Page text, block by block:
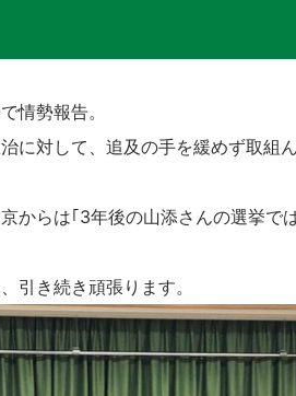
情勢報告。
に対して、追及の手を緩めず取組
からは｢3年後の山添さんの選挙で
引き続き頑張ります。